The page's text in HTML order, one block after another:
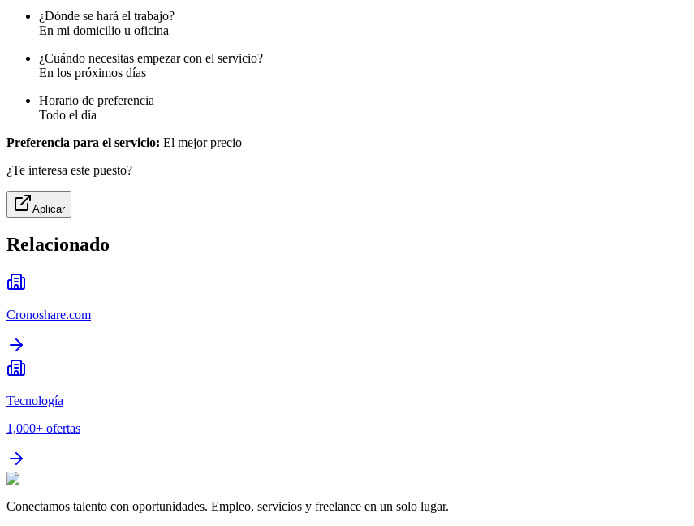
¿Dónde se hará el trabajo?
En mi domicilio u oficina
¿Cuándo necesitas empezar con el servicio?
En los próximos días
Horario de preferencia
Todo el día
Preferencia para el servicio: El mejor precio
¿Te interesa este puesto?
Aplicar
Relacionado
Cronoshare.com
Tecnología
1,000+ ofertas
Conectamos talento con oportunidades. Empleo, servicios y freelance en un solo lugar.